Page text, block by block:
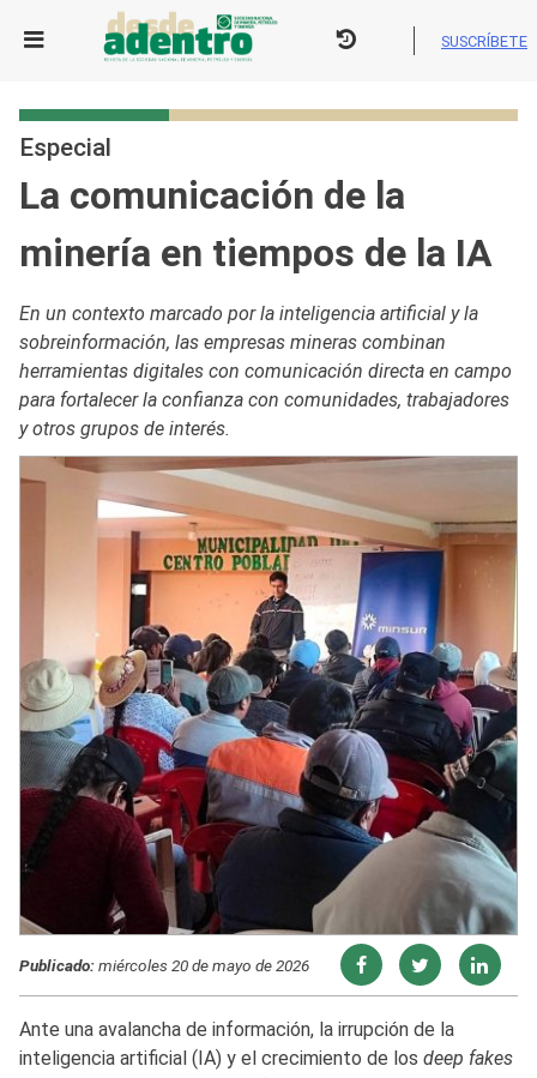
SUSCRÍBETE
Especial
La comunicación de la
minería en tiempos de la IA
En un contexto marcado por la inteligencia artificial y la
sobreinformación, las empresas mineras combinan
herramientas digitales con comunicación directa en campo
para fortalecer la confianza con comunidades, trabajadores
y otros grupos de interés.
Publicado:miércoles 20 de mayo de 2026
Ante una avalancha de información, la irrupción de la
inteligencia artificial (IA) y el crecimiento de los deep fakes